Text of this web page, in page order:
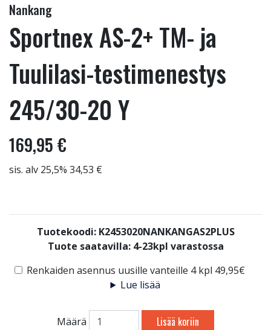
Nankang
Sportnex AS-2+ TM- ja
Tuulilasi-testimenestys
245/30-20 Y
169,95 €
sis. alv 25,5% 34,53 €
Tuotekoodi: K2453020NANKANGAS2PLUS
Tuote saatavilla: 4-23kpl varastossa
Renkaiden asennus uusille vanteille 4 kpl 49,95€
Lue lisää
Määrä Lisää koriin